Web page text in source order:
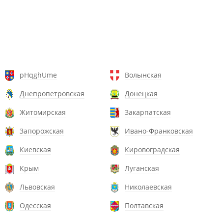
pHqghUme
Волынская
Днепропетровская
Донецкая
Житомирская
Закарпатская
Запорожская
Ивано-Франковская
Киевская
Кировоградская
Крым
Луганская
Львовская
Николаевская
Одесская
Полтавская